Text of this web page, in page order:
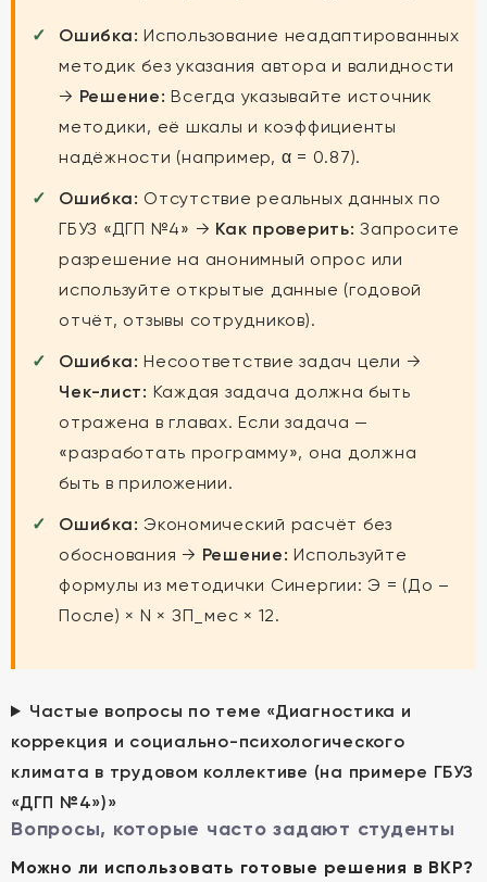
Ошибка: Использование неадаптированных
методик без указания автора и валидности
→ Решение: Всегда указывайте источник
методики, её шкалы и коэффициенты
надёжности (например, α = 0.87).
Ошибка: Отсутствие реальных данных по
ГБУЗ «ДГП №4» → Как проверить: Запросите
разрешение на анонимный опрос или
используйте открытые данные (годовой
отчёт, отзывы сотрудников).
Ошибка: Несоответствие задач цели →
Чек-лист: Каждая задача должна быть
отражена в главах. Если задача —
«разработать программу», она должна
быть в приложении.
Ошибка: Экономический расчёт без
обоснования → Решение: Используйте
формулы из методички Синергии: Э = (До –
После) × N × ЗП_мес × 12.
Частые вопросы по теме «Диагностика и
коррекция и социально-психологического
климата в трудовом коллективе (на примере ГБУЗ
«ДГП №4»)»
Вопросы, которые часто задают студенты
Можно ли использовать готовые решения в ВКР?